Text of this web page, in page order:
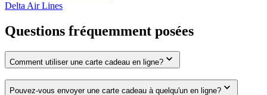
Delta Air Lines
Questions fréquemment posées
Comment utiliser une carte cadeau en ligne?
Pouvez-vous envoyer une carte cadeau à quelqu'un en ligne?